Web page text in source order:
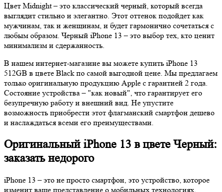
Цвет Midnight – это классический черный, который всегда
выглядит стильно и элегантно. Этот оттенок подойдет как
мужчинам, так и женщинам, и будет гармонично сочетаться с
любым образом. Черный iPhone 13 – это выбор тех, кто ценит
минимализм и сдержанность.
В нашем интернет-магазине вы можете купить iPhone 13
512GB в цвете Black по самой выгодной цене. Мы предлагаем
только оригинальную продукцию Apple с гарантией 2 года.
Состояние устройства – "как новый", что гарантирует его
безупречную работу и внешний вид. Не упустите
возможность приобрести этот флагманский смартфон дешево
и наслаждаться всеми его преимуществами.
Оригинальный iPhone 13 в цвете Черный:
заказать недорого
iPhone 13 – это не просто смартфон, это устройство, которое
изменит ваше представление о мобильных технологиях.